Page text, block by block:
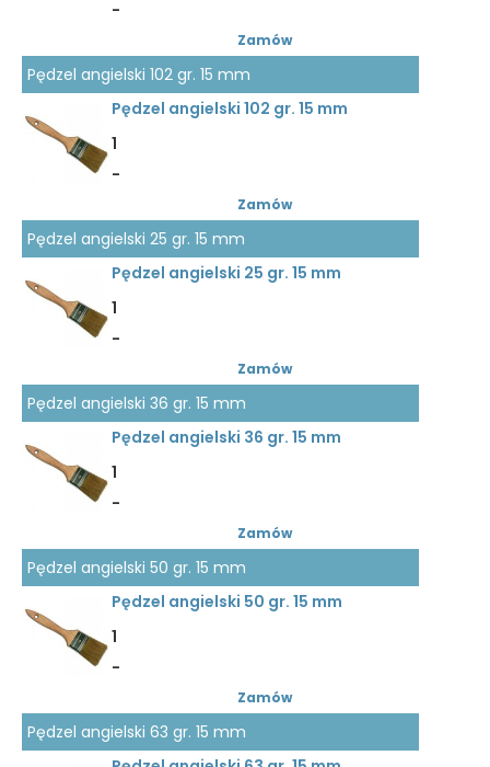
-
Zamów
Pędzel angielski 102 gr. 15 mm
Pędzel angielski 102 gr. 15 mm
1
-
Zamów
Pędzel angielski 25 gr. 15 mm
Pędzel angielski 25 gr. 15 mm
1
-
Zamów
Pędzel angielski 36 gr. 15 mm
Pędzel angielski 36 gr. 15 mm
1
-
Zamów
Pędzel angielski 50 gr. 15 mm
Pędzel angielski 50 gr. 15 mm
1
-
Zamów
Pędzel angielski 63 gr. 15 mm